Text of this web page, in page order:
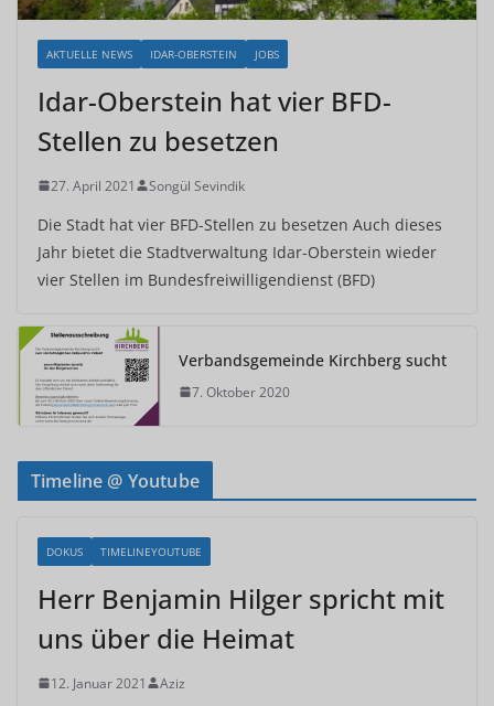
AKTUELLE NEWS IDAR-OBERSTEIN JOBS
Idar-Oberstein hat vier BFD-
Stellen zu besetzen
27. April 2021 Songül Sevindik
Die Stadt hat vier BFD-Stellen zu besetzen Auch dieses
Jahr bietet die Stadtverwaltung Idar-Oberstein wieder
vier Stellen im Bundesfreiwilligendienst (BFD)
Verbandsgemeinde Kirchberg sucht
7. Oktober 2020
Timeline @ Youtube
DOKUS TIMELINEYOUTUBE
Herr Benjamin Hilger spricht mit
uns über die Heimat
12. Januar 2021 Aziz